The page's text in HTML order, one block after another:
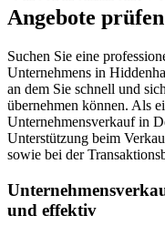
Angebote prüfen
Suchen Sie eine
Unternehmens in
an dem Sie schnell und
übernehmen können. Als
Unternehmensverkauf in
Unterstützung beim
sowie bei der
und effektiv